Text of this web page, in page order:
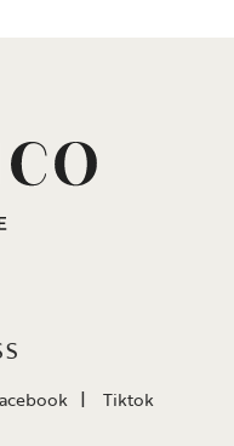
Tiktok